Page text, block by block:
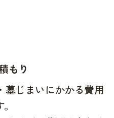
もり
墓じまいにかかる費用